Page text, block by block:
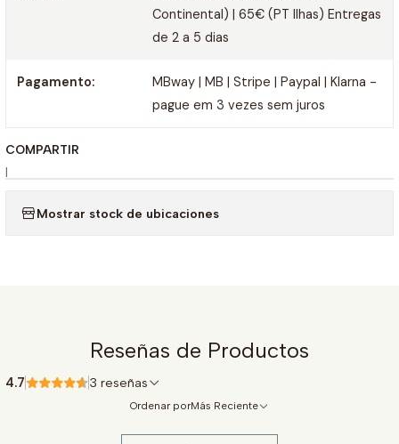
Continental) | 65€ (PT Ilhas) Entregas
de 2 a 5 dias
Pagamento:
MBway | MB | Stripe | Paypal | Klarna -
pague em 3 vezes sem juros
COMPARTIR
|
Mostrar stock de ubicaciones
Reseñas de Productos
4.7 3 reseñas
Ordenar porMás Reciente